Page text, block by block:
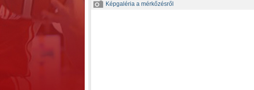
Képgaléria a mérkőzésről